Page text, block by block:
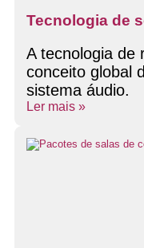
Tecnologia de
A tecnologia de
conceito global
sistema áudio.
Ler mais »